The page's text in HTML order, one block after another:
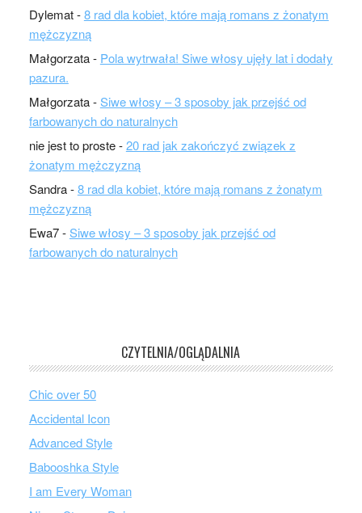
Dylemat-8 rad dla kobiet, które mają romans z żonatym
mężczyzną
Małgorzata- Pola wytrwała! Siwe włosy ujęły lat i dodały
pazura.
Małgorzata-Siwe włosy – 3 sposoby jak przejść od
farbowanych do naturalnych
nie jest to proste-20 rad jak zakończyć związek z
żonatym mężczyzną
Sandra-8 rad dla kobiet, które mają romans z żonatym
mężczyzną
Ewa7-Siwe włosy – 3 sposoby jak przejść od
farbowanych do naturalnych
CZYTELNIA/OGLĄDALNIA
Chic over 50
Accidental Icon
Advanced Style
Babooshka Style
I am Every Woman